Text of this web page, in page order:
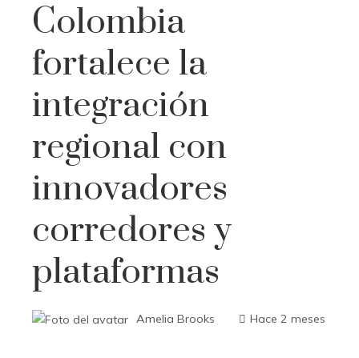
Colombia
fortalece la
integración
regional con
innovadores
corredores y
plataformas
Amelia Brooks Hace 2 meses